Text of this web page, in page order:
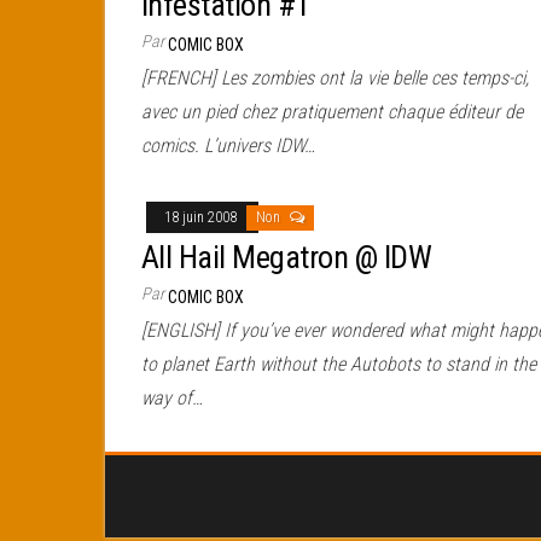
ParCOMIC BOX
[FRENCH] Les zombies ont la vie belle ces temps-ci,
avec un pied chez pratiquement chaque éditeur de
comics. L’univers IDW…
18 juin 2008 Non
All Hail Megatron @ IDW
ParCOMIC BOX
[ENGLISH] If you’ve ever wondered what might
to planet Earth without the Autobots to stand in the
way of…